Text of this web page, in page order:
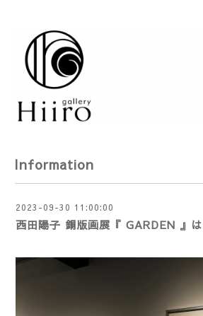
Information
2023-09-30 11:00:00
西田陽子 銅版画展『 GARDEN 』